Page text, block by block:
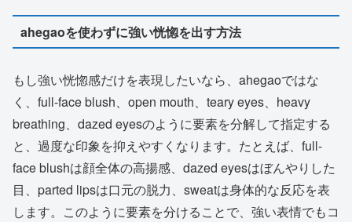
ahegaoを使わずに強い恍惚を出す方法
もし強い恍惚感だけを表現したいなら、ahegaoではな
く、full-face blush、open mouth、teary eyes、heavy
breathing、dazed eyesのように要素を分解して指定する
と、過度な印象を抑えやすくなります。たとえば、full-
face blushは顔全体の高揚感、dazed eyesはぼんやりした
目、parted lipsは口元の脱力、sweatは身体的な反応を表
します。このように要素を分けることで、強い表情でもコ